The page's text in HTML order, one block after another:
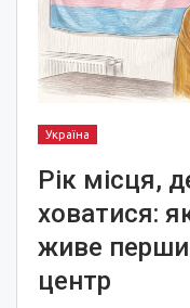
Україна
Рік місця,
ховатися:
живе
центр